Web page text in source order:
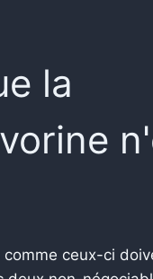
la
comme ceux-ci